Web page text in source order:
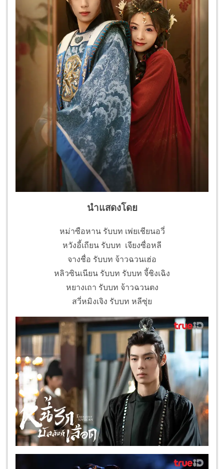
นำแสดงโดย
หม่าซือหาน รับบท เพ่ยเชียนอวี่
หวังอี้เถียน รับบท เจียงซื่อหลี
จางชื่อ รับบท จ้าวฉวนเฮ่อ
หลิวซินเนียน รับบท รับบท จี้ชิงเฉิง
หยางเถา รับบท จ้าวฉวนตง
สวี่หมิงเจิง รับบท หลีซุ่ย